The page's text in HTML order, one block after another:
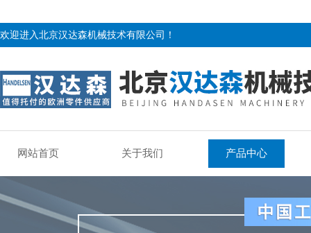
欢迎进入北京汉达森机械技术有限公司！
网站首页 关于我们 产品中心